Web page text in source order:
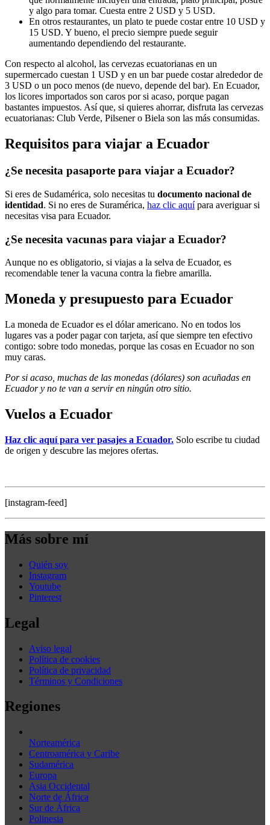
y algo para tomar. Cuesta entre 2 USD y 5 USD.
En otros restaurantes, un plato te puede costar entre 10 USD y
15 USD. Y bueno, el precio siempre puede seguir
aumentando dependiendo del restaurante.
Con respecto al alcohol, las cervezas ecuatorianas en un
supermercado cuestan 1 USD y en un bar puede costar alrededor de
3 USD o un poco menos (de nuevo, depende del bar). En Ecuador,
los licores importados son caros por si acaso, porque pagan
bastantes impuestos. Así que, si quieres ahorrar, disfruta las cervezas
ecuatorianas: Club Verde, Pilsener o Biela son las más consumidas.
Requisitos para viajar a Ecuador
¿Se necesita pasaporte para viajar a Ecuador?
Si eres de Sudamérica, solo necesitas tu documento nacional de
identidad. Si no eres de Suramérica, haz clic aquípara averiguar si
necesitas visa para Ecuador.
¿Se necesita vacunas para viajar a Ecuador?
Aunque no es obligatorio, si viajas a la selva de Ecuador, es
recomendable tener la vacuna contra la fiebre amarilla.
Moneda y presupuesto para Ecuador
La moneda de Ecuador es el dólar americano. No en todos los
lugares vas a poder pagar con tarjeta, así que siempre ten efectivo
contigo: sobre todo monedas, porque las cosas en Ecuador no son
muy caras.
Por si acaso, muchas de las monedas (dólares) son acuñadas en
Ecuador y no te van a servir en ningún otro sitio.
Vuelos a Ecuador
Haz clic aquí para ver pasajes a Ecuador. Solo escribe tu ciudad
de origen y descubre las mejores ofertas.
[instagram-feed]
Más sobre mí
Quién soy
Instagram
Youtube
Pinterest
Legal
Aviso legal
Política de cookies
Política de privacidad
Términos y Condiciones
Regiones
Norteamérica
Centroamérica y Caribe
Sudamérica
Europa
Asia Occidental
Norte de África
Sur de África
Polinesia